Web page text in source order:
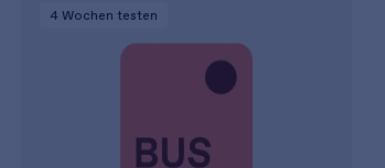
4 Wochen testen